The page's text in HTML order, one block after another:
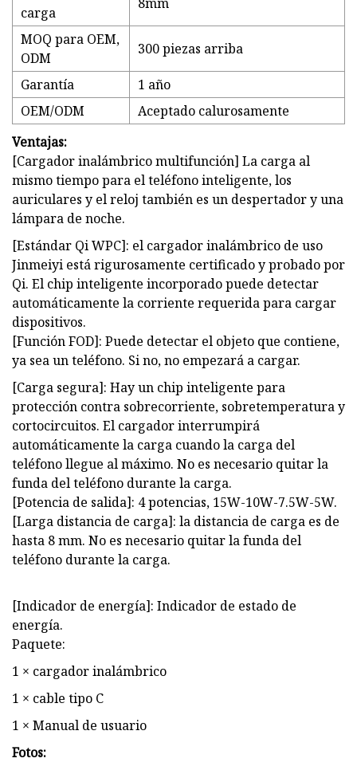
carga
8mm
MOQ para OEM,
ODM
300 piezas arriba
Garantía
1 año
OEM/ODM
Aceptado calurosamente
Ventajas:
[Cargador inalámbrico multifunción] La carga al
mismo tiempo para el teléfono inteligente, los
auriculares y el reloj también es un despertador y una
lámpara de noche.
[Estándar Qi WPC]: el cargador inalámbrico de uso
Jinmeiyi está rigurosamente certificado y probado por
Qi. El chip inteligente incorporado puede detectar
automáticamente la corriente requerida para cargar
dispositivos.
[Función FOD]: Puede detectar el objeto que contiene,
ya sea un teléfono. Si no, no empezará a cargar.
[Carga segura]: Hay un chip inteligente para
protección contra sobrecorriente, sobretemperatura y
cortocircuitos. El cargador interrumpirá
automáticamente la carga cuando la carga del
teléfono llegue al máximo. No es necesario quitar la
funda del teléfono durante la carga.
[Potencia de salida]: 4 potencias, 15W-10W-7.5W-5W.
[Larga distancia de carga]: la distancia de carga es de
hasta 8 mm. No es necesario quitar la funda del
teléfono durante la carga.
[Indicador de energía]: Indicador de estado de
energía.
Paquete:
1 × cargador inalámbrico
1 × cable tipo C
1 × Manual de usuario
Fotos: